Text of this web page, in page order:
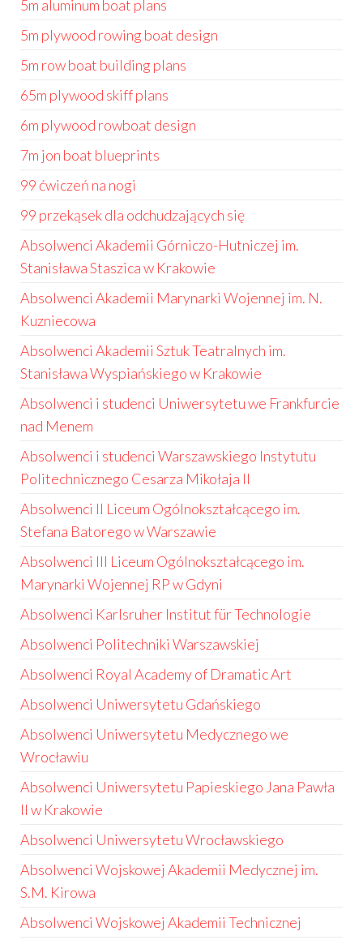
5m aluminum boat plans
5m plywood rowing boat design
5m row boat building plans
65m plywood skiff plans
6m plywood rowboat design
7m jon boat blueprints
99 ćwiczeń na nogi
99 przekąsek dla odchudzających się
Absolwenci Akademii Górniczo-Hutniczej im.
Stanisława Staszica w Krakowie
Absolwenci Akademii Marynarki Wojennej im. N.
Kuzniecowa
Absolwenci Akademii Sztuk Teatralnych im.
Stanisława Wyspiańskiego w Krakowie
Absolwenci i studenci Uniwersytetu we Frankfurcie
nad Menem
Absolwenci i studenci Warszawskiego Instytutu
Politechnicznego Cesarza Mikołaja II
Absolwenci II Liceum Ogólnokształcącego im.
Stefana Batorego w Warszawie
Absolwenci III Liceum Ogólnokształcącego im.
Marynarki Wojennej RP w Gdyni
Absolwenci Karlsruher Institut für Technologie
Absolwenci Politechniki Warszawskiej
Absolwenci Royal Academy of Dramatic Art
Absolwenci Uniwersytetu Gdańskiego
Absolwenci Uniwersytetu Medycznego we
Wrocławiu
Absolwenci Uniwersytetu Papieskiego Jana Pawła
II w Krakowie
Absolwenci Uniwersytetu Wrocławskiego
Absolwenci Wojskowej Akademii Medycznej im.
S.M. Kirowa
Absolwenci Wojskowej Akademii Technicznej